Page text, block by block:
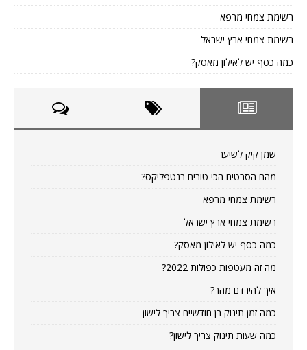
רשימת צמחי מרפא
רשימת צמחי ארץ ישראל
כמה כסף יש לאילון מאסק?
שמן קיק לשיער
מהם הסרטים הכי טובים בנטפליקס?
רשימת צמחי מרפא
רשימת צמחי ארץ ישראל
כמה כסף יש לאילון מאסק?
מה זה מעטפות כפולות 2022?
איך להירדם מהר?
כמה זמן תינוק בן חודשיים צריך לישון
כמה שעות תינוק צריך לישון?